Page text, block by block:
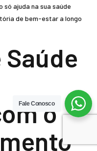
só ajuda na sua saúde
de bem-estar a longo
Saúde
o
Fale Conosco